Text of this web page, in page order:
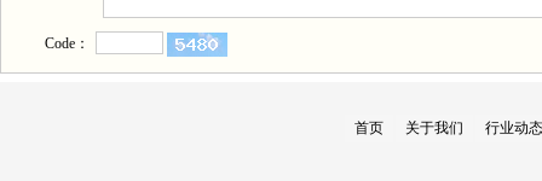
Code：
首页 关于我们 行业动态